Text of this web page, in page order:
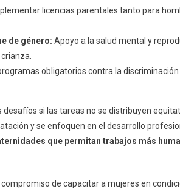
licencias parentales tanto para
de género: Apoyo a la salud mental y
obligatorios contra la
desafíos si las tareas no se distribuyen
y se enfoquen en el desarrollo
que permitan trabajos más
de capacitar a mujeres en